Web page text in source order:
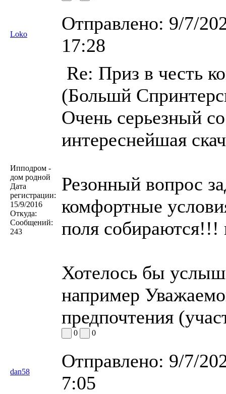
Loko
Отправлено: 9/7/
17:28
Ипподром -
дом родной
Дата
регистрации:
15/9/2016
Откуда:
Сообщений:
243
Re: Приз в честь
(Большй
Очень серьезный
интереснейшая
Резонный вопрос
комфортные
поля собираются!!!
Хотелось бы
например
предпочтения
0 0
dan58
Отправлено: 9/7/
7:05